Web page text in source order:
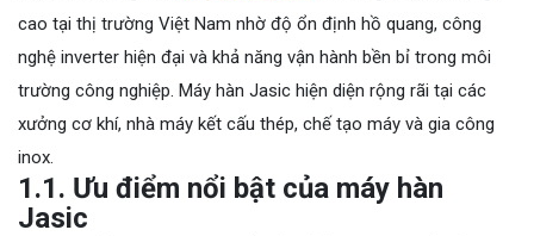
cao tại thị trường Việt Nam nhờ độ ổn định hồ quang, công
nghệ inverter hiện đại và khả năng vận hành bền bỉ trong môi
trường công nghiệp. Máy hàn Jasic hiện diện rộng rãi tại các
xưởng cơ khí, nhà máy kết cấu thép, chế tạo máy và gia công
inox.
1.1. Ưu điểm nổi bật của máy hàn
Jasic